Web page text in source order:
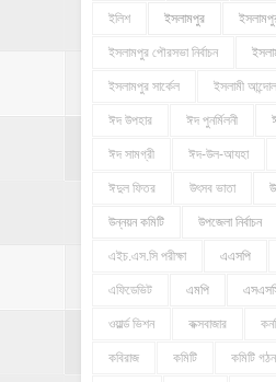
ইলিশ ইসলামপুর
ইসলামপুর পৌরসভা নির্বাচন
ইসলামপুর সার্কেল ইসলামী
ঈদ উপহার ঈদ পুনর্মিলনী
ঈদ সামগ্রী ঈদ-উল-আযহা
ঈদুল ফিতর উৎসব ভাতা
উন্নয়ন কমিটি উপজেলা নির্বাচন
এইচ.এস.সি পরীক্ষা এএসপি
এফিডেভিট এমপি
ওয়ার্ল্ড ভিশন কক্সবাজার
কবিরাজ কমিটি কমিটি গঠন